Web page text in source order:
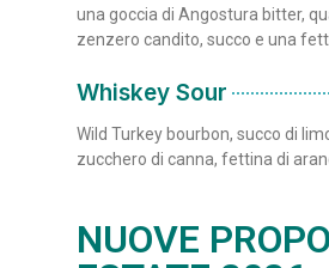
una goccia di Angostura bitter,
zenzero candito, succo e una
Whiskey Sour
Wild Turkey bourbon, succo di
zucchero di canna, fettina di
NUOVE